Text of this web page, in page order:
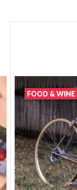
FOOD & WINE